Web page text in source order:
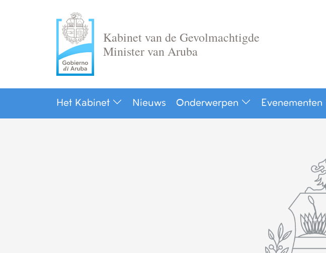
Kabinet van de Gevolmachtigde
Minister van Aruba
Het Kabinet Nieuws Onderwerpen Evenementen